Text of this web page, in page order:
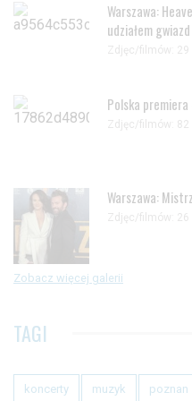
Warszawa:
udziałem gwiazd
Zdjęc/filmów: 29
Polska
Zdjęc/filmów: 82
Warszawa:
Zdjęc/filmów: 26
Zobacz więcej galerii
TAGI
koncerty muzyk poznan